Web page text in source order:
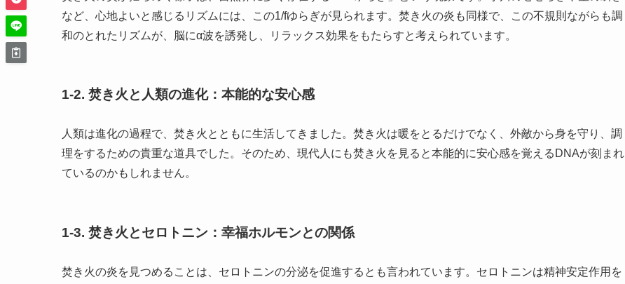
など、心地よいと感じるリズムには、この1/fゆらぎが見られます。焚き火の炎も同様で、この不規則ながらも調
和のとれたリズムが、脳にα波を誘発し、リラックス効果をもたらすと考えられています。
1-2. 焚き火と人類の進化：本能的な安心感
人類は進化の過程で、焚き火とともに生活してきました。焚き火は暖をとるだけでなく、外敵から身を守り、調
理をするための貴重な道具でした。そのため、現代人にも焚き火を見ると本能的に安心感を覚えるDNAが刻まれ
ているのかもしれません。
1-3. 焚き火とセロトニン：幸福ホルモンとの関係
焚き火の炎を見つめることは、セロトニンの分泌を促進するとも言われています。セロトニンは精神安定作用を